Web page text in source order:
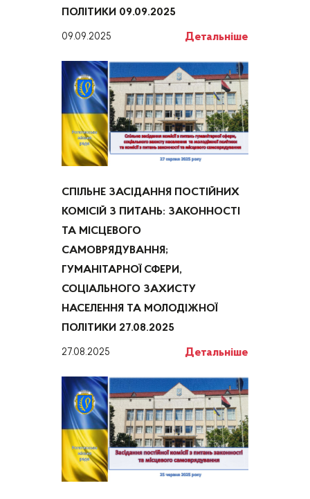
ПОЛІТИКИ 09.09.2025
09.09.2025 Детальніше
СПІЛЬНЕ ЗАСІДАННЯ ПОСТІЙНИХ
КОМІСІЙ З ПИТАНЬ: ЗАКОННОСТІ
ТА МІСЦЕВОГО
САМОВРЯДУВАННЯ;
ГУМАНІТАРНОЇ СФЕРИ,
СОЦІАЛЬНОГО ЗАХИСТУ
НАСЕЛЕННЯ ТА МОЛОДІЖНОЇ
ПОЛІТИКИ 27.08.2025
27.08.2025 Детальніше